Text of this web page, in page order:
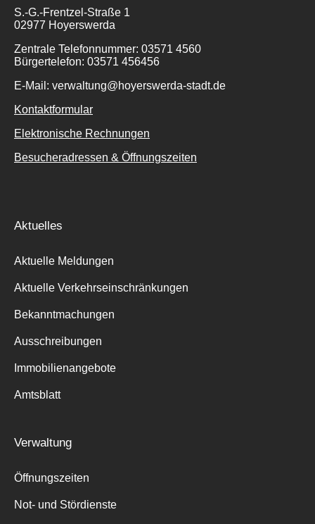
S.-G.-Frentzel-Straße 1
02977 Hoyerswerda
Zentrale Telefonnummer: 03571 4560
Bürgertelefon: 03571 456456
E-Mail: verwaltung@hoyerswerda-stadt.de
Kontaktformular
Elektronische Rechnungen
Besucheradressen & Öffnungszeiten
Aktuelles
Aktuelle Meldungen
Aktuelle Verkehrseinschränkungen
Bekanntmachungen
Ausschreibungen
Immobilienangebote
Amtsblatt
Verwaltung
Öffnungszeiten
Not- und Stördienste